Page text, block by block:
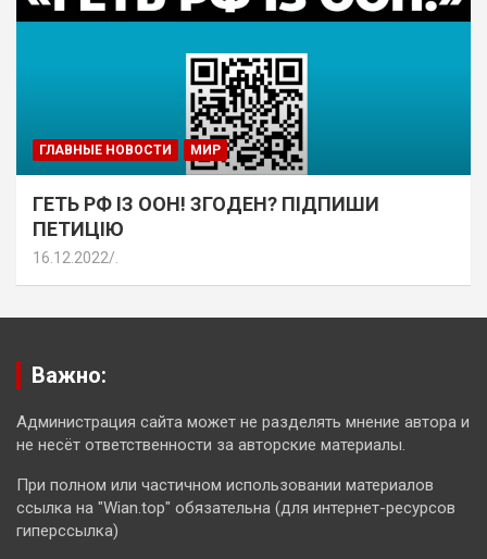
ГЛАВНЫЕ НОВОСТИ МИР
ГЕТЬ РФ ІЗ ООН! ЗГОДЕН? ПІДПИШИ
ПЕТИЦІЮ
16.12.2022
Важно:
Администрация сайта может не разделять мнение автора и
не несёт ответственности за авторские материалы.
При полном или частичном использовании материалов
ссылка на "Wian.top" обязательна (для интернет-ресурсов
гиперссылка)